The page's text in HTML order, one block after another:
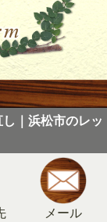
｜浜松市のレッ
メール